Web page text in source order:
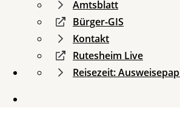
Amtsblatt
Bürger-GIS
Kontakt
Rutesheim Live
Reisezeit: